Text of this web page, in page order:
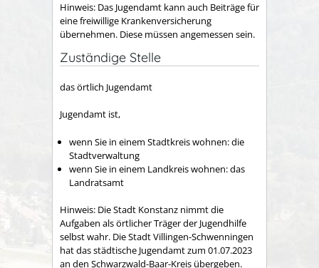
Hinweis: Das Jugendamt kann auch Beiträge für
eine freiwillige Krankenversicherung
übernehmen. Diese müssen angemessen sein.
Zuständige Stelle
das örtlich Jugendamt
Jugendamt ist,
wenn Sie in einem Stadtkreis wohnen: die
Stadtverwaltung
wenn Sie in einem Landkreis wohnen: das
Landratsamt
Hinweis: Die Stadt Konstanz nimmt die
Aufgaben als örtlicher Träger der Jugendhilfe
selbst wahr. Die Stadt Villingen-Schwenningen
hat das städtische Jugendamt zum 01.07.2023
an den Schwarzwald-Baar-Kreis übergeben.